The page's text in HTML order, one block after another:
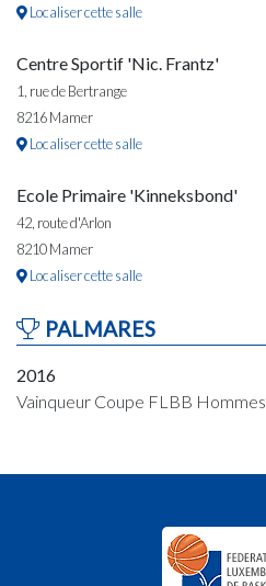
Localiser cette salle
Centre Sportif 'Nic. Frantz'
1, rue de Bertrange
8216 Mamer
Localiser cette salle
Ecole Primaire 'Kinneksbond'
42, route d'Arlon
8210 Mamer
Localiser cette salle
PALMARES
2016
Vainqueur Coupe FLBB Hommes